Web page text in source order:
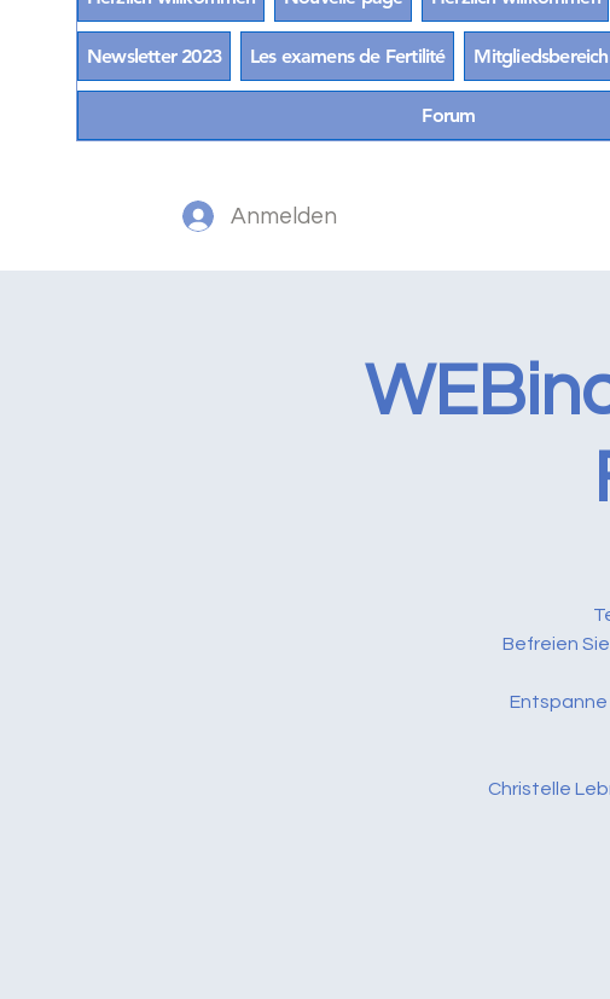
Newsletter 2023 Les examens de Fertilité Mitgliedsbereich
Forum
Anmelden
Befreien
Entspanne
Christelle